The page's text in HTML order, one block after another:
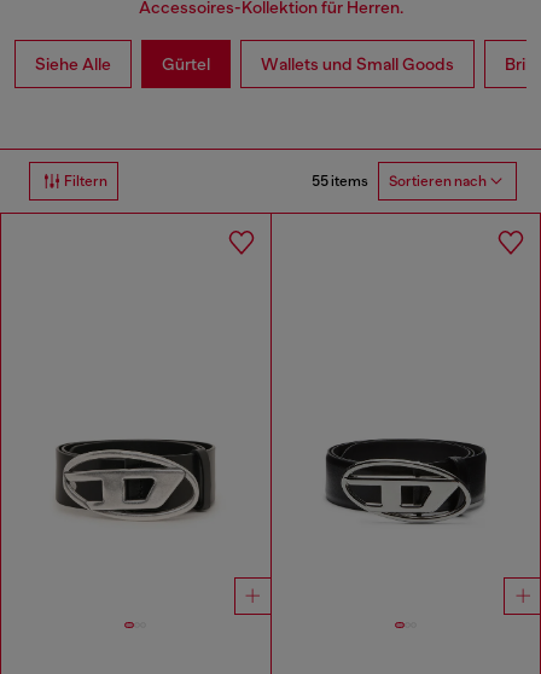
Accessoires-Kollektion für Herren.
Siehe Alle Gürtel Wallets und Small Goods
Filtern 55 items Sortieren nach